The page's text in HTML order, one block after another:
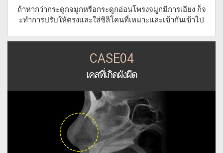
ถ้าหากว่ากระดูกจมูกหรือกระดูกอ่อนโพรงจมูกมีการเอียง ก็จ
ะทำการปรับให้ตรงและใส่ซิลิโคนที่เหมาะและเข้ากันเข้าไป
CASE04
เคสที่เกิดผังผืด